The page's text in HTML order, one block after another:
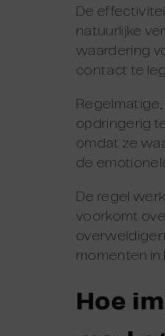
De
natuurlijke
waardering
contact te
opdringerig
omdat ze
de
De regel
voorkomt
momenten in
Hoe